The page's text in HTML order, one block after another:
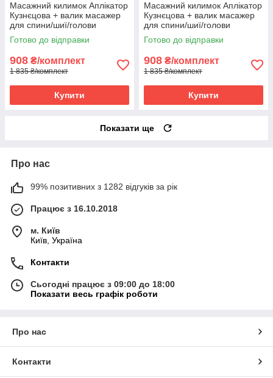
Масажний килимок Аплікатор
Кузнєцова + валик масажер
для спини/шиї/голови
OSPORT Lotus Sun Mat Eco
(apl-029) Сіро-чорний
Готово до відправки
908 ₴/комплект
1 835 ₴/комплект
Купити
Масажний килимок Аплікатор
Кузнєцова + валик масажер
для спини/шиї/голови
OSPORT Lotus Sun Mat Eco
(apl-029) Чорно-білий
Готово до відправки
908 ₴/комплект
1 835 ₴/комплект
Купити
Показати ще
Про нас
99% позитивних з 1282 відгуків за рік
Працює з 16.10.2018
м. Київ
Київ, Україна
Контакти
Сьогодні працює з 09:00 до 18:00
Показати весь графік роботи
Про нас
Контакти